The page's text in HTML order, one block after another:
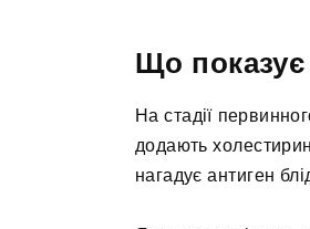
Що показує
На стадії
додають
нагадує антиген